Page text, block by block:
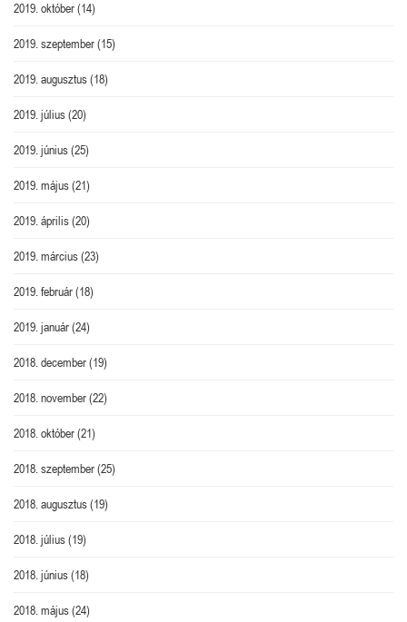
2019. október(14)
2019. szeptember(15)
2019. augusztus(18)
2019. július(20)
2019. június(25)
2019. május(21)
2019. április(20)
2019. március(23)
2019. február(18)
2019. január(24)
2018. december(19)
2018. november(22)
2018. október(21)
2018. szeptember(25)
2018. augusztus(19)
2018. július(19)
2018. június(18)
2018. május(24)